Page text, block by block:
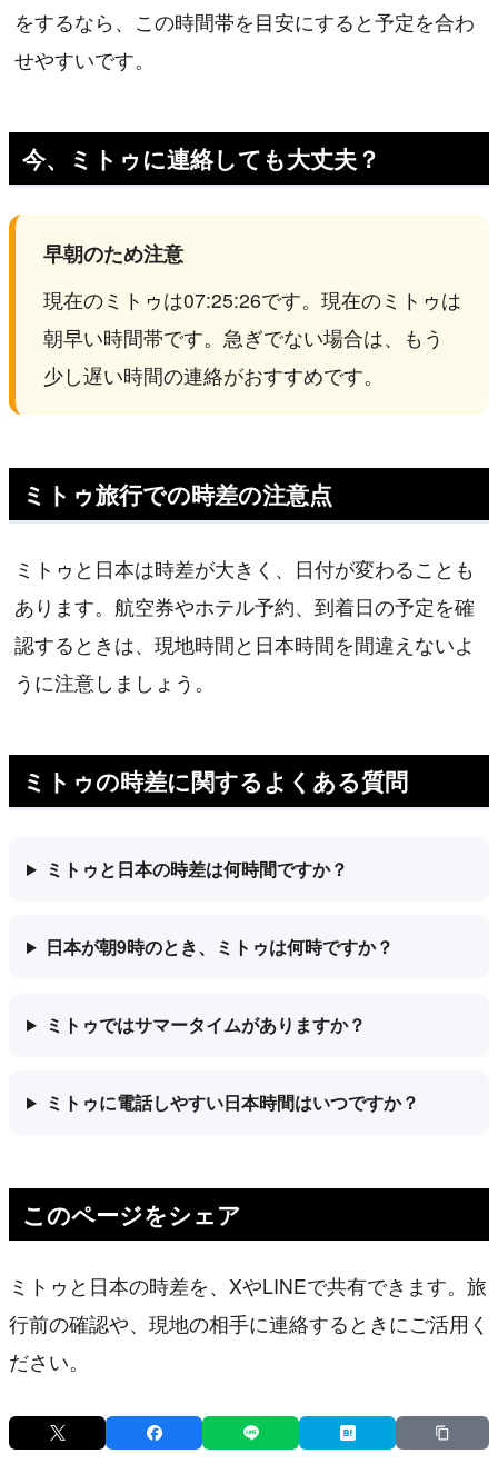
をするなら、この時間帯を目安にすると予定を合わ
せやすいです。
今、ミトゥに連絡しても大丈夫？
早朝のため注意
現在のミトゥは07:25:26です。現在のミトゥは
朝早い時間帯です。急ぎでない場合は、もう
少し遅い時間の連絡がおすすめです。
ミトゥ旅行での時差の注意点
ミトゥと日本は時差が大きく、日付が変わることも
あります。航空券やホテル予約、到着日の予定を確
認するときは、現地時間と日本時間を間違えないよ
うに注意しましょう。
ミトゥの時差に関するよくある質問
ミトゥと日本の時差は何時間ですか？
日本が朝9時のとき、ミトゥは何時ですか？
ミトゥではサマータイムがありますか？
ミトゥに電話しやすい日本時間はいつですか？
このページをシェア
ミトゥと日本の時差を、XやLINEで共有できます。旅
行前の確認や、現地の相手に連絡するときにご活用く
ださい。